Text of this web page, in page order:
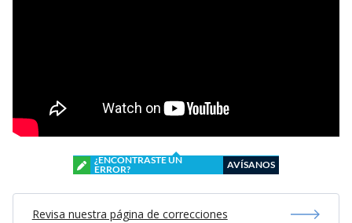
¿ENCONTRASTE UN
ERROR?
AVÍSANOS
Revisa nuestra página de correcciones